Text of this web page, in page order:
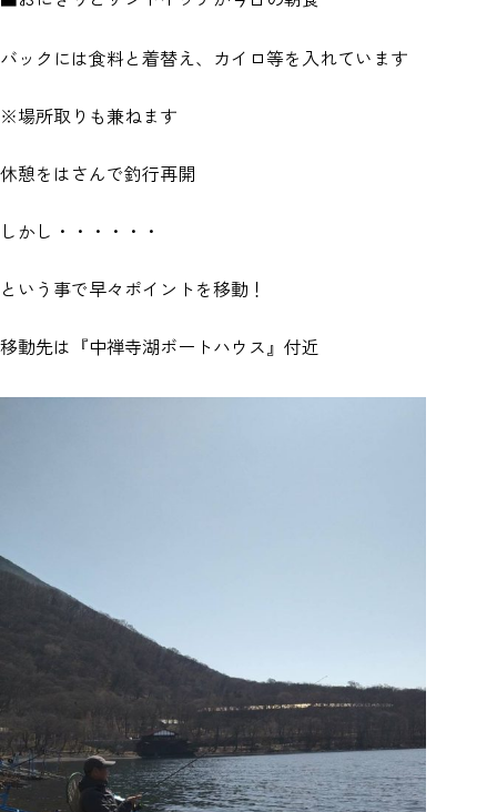
バックには食料と着替え、カイロ等を入れています
※場所取りも兼ねます
休憩をはさんで釣行再開
しかし・・・・・・
という事で早々ポイントを移動！
移動先は『中禅寺湖ボートハウス』付近